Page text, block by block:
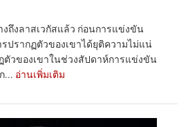
งถึงลาสเวกัสแล้ว ก่อนการแข่งขัน
ปรากฏตัวของเขาได้ยุติความไม่แน่
ตัวของเขาในช่วงสัปดาห์การแข่งขัน
... อ่านเพิ่มเติม